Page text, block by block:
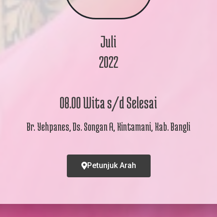
maaf apabila ada kesalahan penulisan nama &
Mohon maaf apabila ada kesalahan penulisan nama/gelar
Juli
2022
08.00 Wita s/d Selesai
Br. Yehpanes, Ds. Songan A, Kintamani, Kab. Bangli
Petunjuk Arah